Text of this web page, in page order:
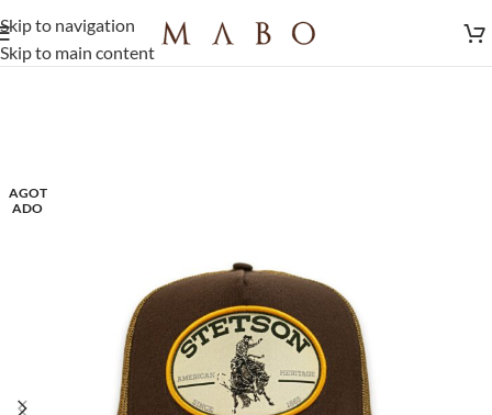
Skip to navigation
Skip to main content
AGOT
ADO